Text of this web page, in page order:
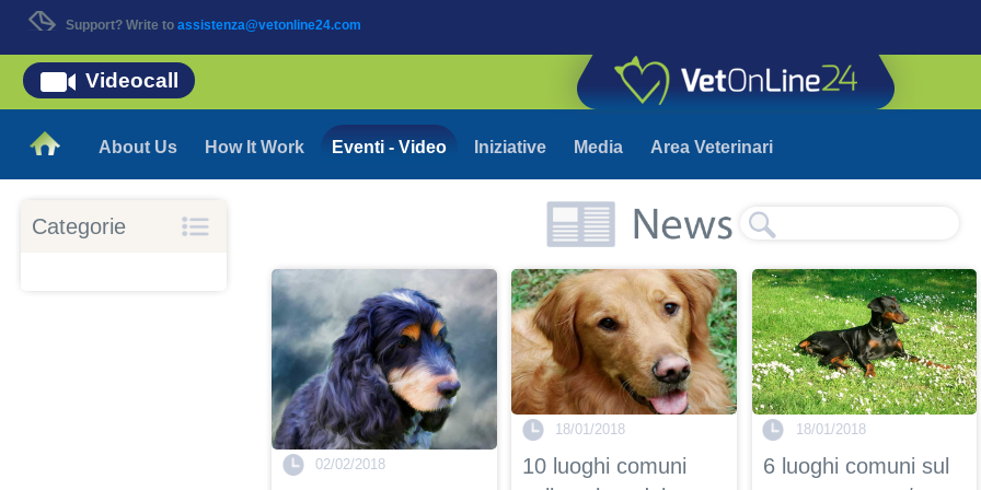
Support? Write to assistenza@vetonline24.com
About Us How It Work Eventi - Video Iniziative Media Area Veterinari
Videocall
Categorie
02/02/2018
18/01/2018
10 luoghi comuni
18/01/2018
6 luoghi comuni sul